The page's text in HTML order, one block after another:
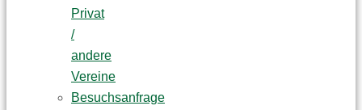
Privat
/
andere
Vereine
Besuchsanfrage